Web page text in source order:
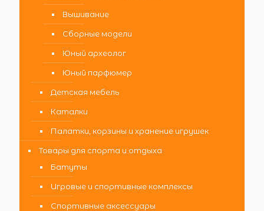
Вышивание
Сборные модели
Юный археолог
Юный парфюмер
Детская мебель
Каталки
Палатки, корзины и хранение игрушек
Товары для спорта и отдыха
Батуты
Игровые и спортивные комплексы
Спортивные аксессуары